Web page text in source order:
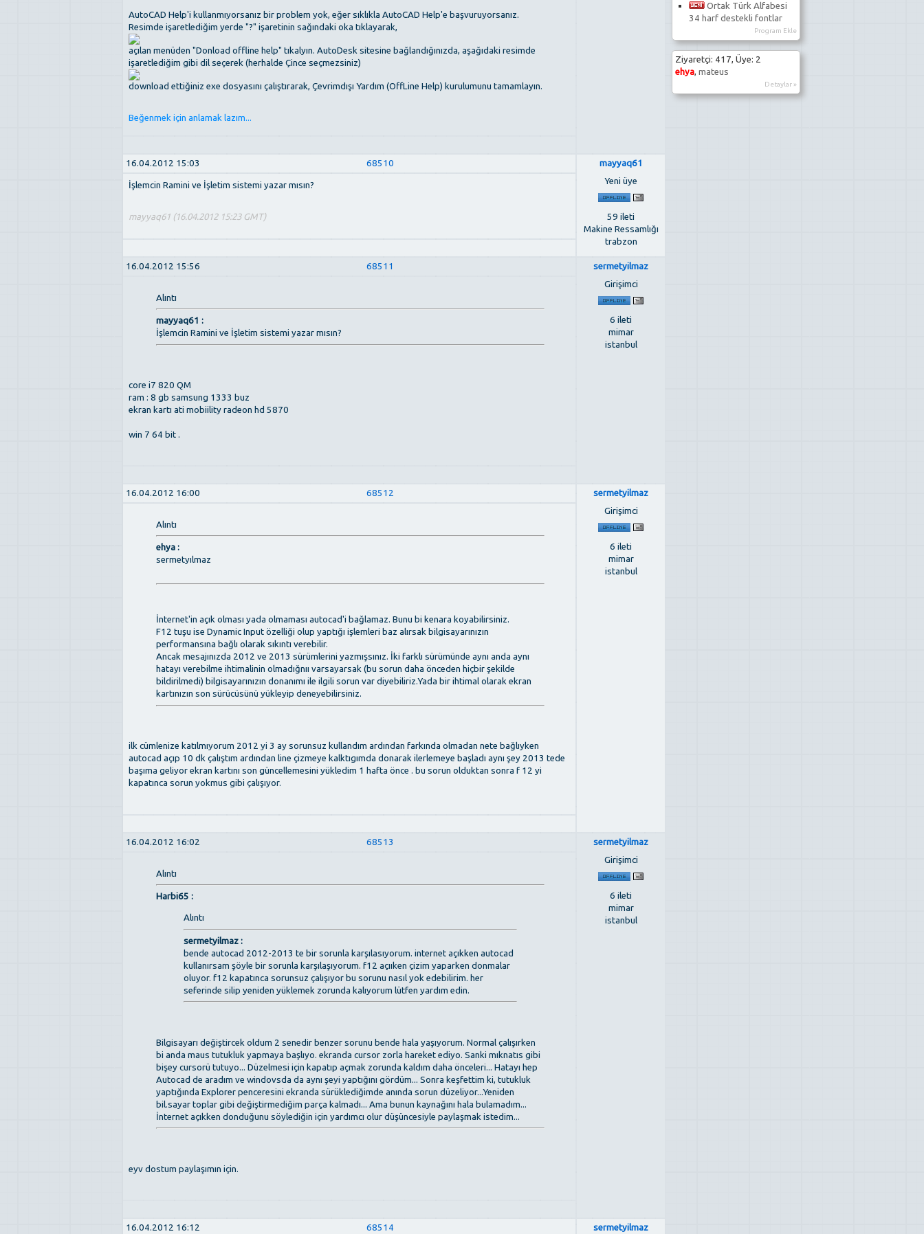
Ortak Türk Alfabesi
34 harf destekli fontlar
Program Ekle
Ziyaretçi: 417, Üye: 2
ehya, mateus
Detaylar »
AutoCAD Help'i kullanmıyorsanız bir problem yok, eğer sıklıkla AutoCAD Help'e başvuruyorsanız.
Resimde işaretlediğim yerde "?" işaretinin sağındaki oka tıklayarak,
açılan menüden "Donload offline help" tıkalyın. AutoDesk sitesine bağlandığınızda, aşağıdaki resimde
işaretlediğim gibi dil seçerek (herhalde Çince seçmezsiniz)
download ettiğiniz exe dosyasını çalıştırarak, Çevrimdışı Yardım (OffLine Help) kurulumunu tamamlayın.
Beğenmek için anlamak lazım...
16.04.2012 15:03 68510
mayyaq61
Yeni üye
59 ileti
Makine Ressamlığı
trabzon
İşlemcin Ramini ve İşletim sistemi yazar mısın?
mayyaq61 (16.04.2012 15:23 GMT)
16.04.2012 15:56 68511
sermetyilmaz
Girişimci
6 ileti
mimar
istanbul
Alıntı
mayyaq61 :
İşlemcin Ramini ve İşletim sistemi yazar mısın?
core i7 820 QM
ram : 8 gb samsung 1333 buz
ekran kartı ati mobiility radeon hd 5870
win 7 64 bit .
16.04.2012 16:00 68512
sermetyilmaz
Girişimci
6 ileti
mimar
istanbul
Alıntı
ehya :
sermetyılmaz
İnternet'in açık olması yada olmaması autocad'i bağlamaz. Bunu bi kenara koyabilirsiniz.
F12 tuşu ise Dynamic Input özelliği olup yaptığı işlemleri baz alırsak bilgisayarınızın
performansına bağlı olarak sıkıntı verebilir.
Ancak mesajınızda 2012 ve 2013 sürümlerini yazmışsınız. İki farklı sürümünde aynı anda aynı
hatayı verebilme ihtimalinin olmadığnıı varsayarsak (bu sorun daha önceden hiçbir şekilde
bildirilmedi) bilgisayarınızın donanımı ile ilgili sorun var diyebiliriz.Yada bir ihtimal olarak ekran
kartınızın son sürücüsünü yükleyip deneyebilirsiniz.
ilk cümlenize katılmıyorum 2012 yi 3 ay sorunsuz kullandım ardından farkında olmadan nete bağlıyken
autocad açıp 10 dk çalıştım ardından line çizmeye kalktıgımda donarak ilerlemeye başladı aynı şey 2013 tede
başıma geliyor ekran kartını son güncellemesini yükledim 1 hafta önce . bu sorun olduktan sonra f 12 yi
kapatınca sorun yokmus gibi çalışıyor.
16.04.2012 16:02 68513
sermetyilmaz
Girişimci
6 ileti
mimar
istanbul
Alıntı
Harbi65 :
Alıntı
sermetyilmaz :
bende autocad 2012-2013 te bir sorunla karşılasıyorum. internet açıkken autocad
kullanırsam şöyle bir sorunla karşılaşıyorum. f12 açııken çizim yaparken donmalar
oluyor. f12 kapatınca sorunsuz çalışıyor bu sorunu nasıl yok edebilirim. her
seferinde silip yeniden yüklemek zorunda kalıyorum lütfen yardım edin.
Bilgisayarı değiştircek oldum 2 senedir benzer sorunu bende hala yaşıyorum. Normal çalışırken
bi anda maus tutukluk yapmaya başlıyo. ekranda cursor zorla hareket ediyo. Sanki mıknatıs gibi
bişey cursorü tutuyo... Düzelmesi için kapatıp açmak zorunda kaldım daha önceleri... Hatayı hep
Autocad de aradım ve windovsda da aynı şeyi yaptığını gördüm... Sonra keşfettim ki, tutukluk
yaptığında Explorer penceresini ekranda sürüklediğimde anında sorun düzeliyor...Yeniden
bil.sayar toplar gibi değiştirmediğim parça kalmadı... Ama bunun kaynağını hala bulamadım...
İnternet açıkken donduğunu söylediğin için yardımcı olur düşüncesiyle paylaşmak istedim...
eyv dostum paylaşımın için.
16.04.2012 16:12 68514 sermetyilmaz